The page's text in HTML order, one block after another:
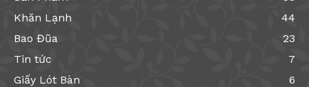
Khăn Lạnh
44
Bao Đũa
23
Tin tức
7
Giấy Lót Bàn
6